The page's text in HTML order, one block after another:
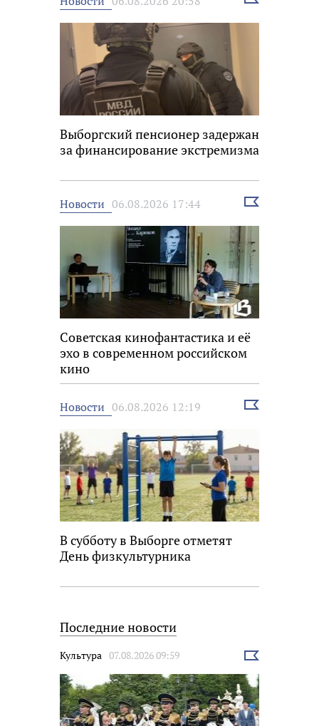
Выборгский пенсионер задержан
за финансирование экстремизма
Новости 06.08.2026 17:44
Выбрать
Советская кинофантастика и её
эхо в современном российском
кино
Новости 06.08.2026 12:19
Выбрать
В субботу в Выборге отметят
День физкультурника
Последние новости
Культура 07.08.2026 09:59
Выбрать